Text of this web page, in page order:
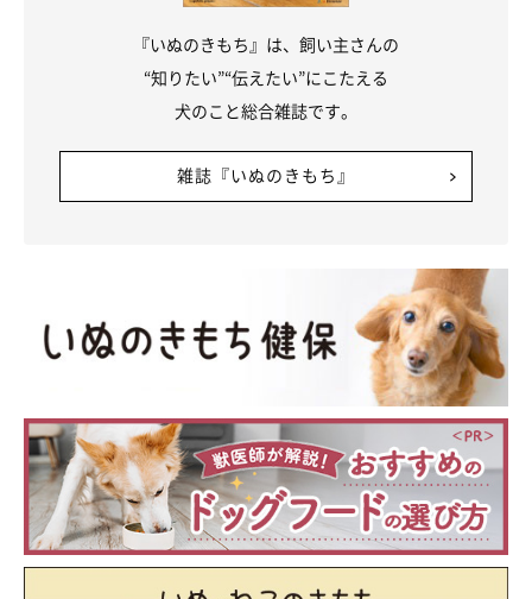
『いぬのきもち』は、飼い主さんの
“知りたい”“伝えたい”にこたえる
犬のこと総合雑誌です。
雑誌『いぬのきもち』